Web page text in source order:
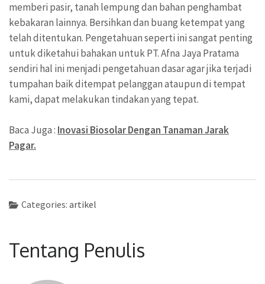
memberi pasir, tanah lempung dan bahan penghambat
kebakaran lainnya. Bersihkan dan buang ketempat yang
telah ditentukan. Pengetahuan seperti ini sangat penting
untuk diketahui bahakan untuk PT. Afna Jaya Pratama
sendiri hal ini menjadi pengetahuan dasar agar jika terjadi
tumpahan baik ditempat pelanggan ataupun di tempat
kami, dapat melakukan tindakan yang tepat.
Baca Juga : Inovasi Biosolar Dengan Tanaman Jarak
Pagar.
Categories: artikel
Tentang Penulis